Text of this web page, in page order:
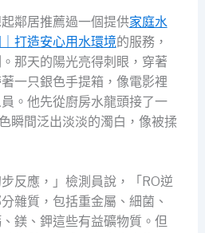
鄰居推薦過一個提供家庭水
打造安心用水環境的服務，
那天的陽光亮得刺眼，穿著
一只銀色手提箱，像電影裡
。他先從廚房水龍頭接了一
瞬間泛出淡淡的濁白，像被揉
反應，」檢測員說，「RO逆
雜質，包括重金屬、細菌、
鎂、鉀這些有益礦物質。但